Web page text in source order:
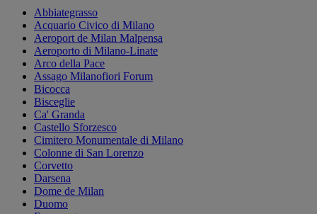
Abbiategrasso
Acquario Civico di Milano
Aeroport de Milan Malpensa
Aeroporto di Milano-Linate
Arco della Pace
Assago Milanofiori Forum
Bicocca
Bisceglie
Ca' Granda
Castello Sforzesco
Cimitero Monumentale di Milano
Colonne di San Lorenzo
Corvetto
Darsena
Dome de Milan
Duomo